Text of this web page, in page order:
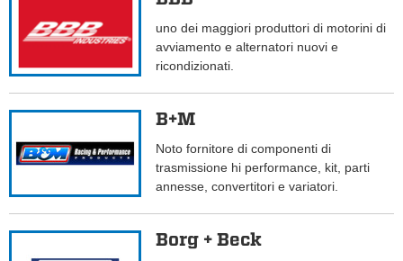
uno dei maggiori produttori di motorini di
avviamento e alternatori nuovi e
ricondizionati.
B+M
Noto fornitore di componenti di
trasmissione hi performance, kit, parti
annesse, convertitori e variatori.
Borg + Beck